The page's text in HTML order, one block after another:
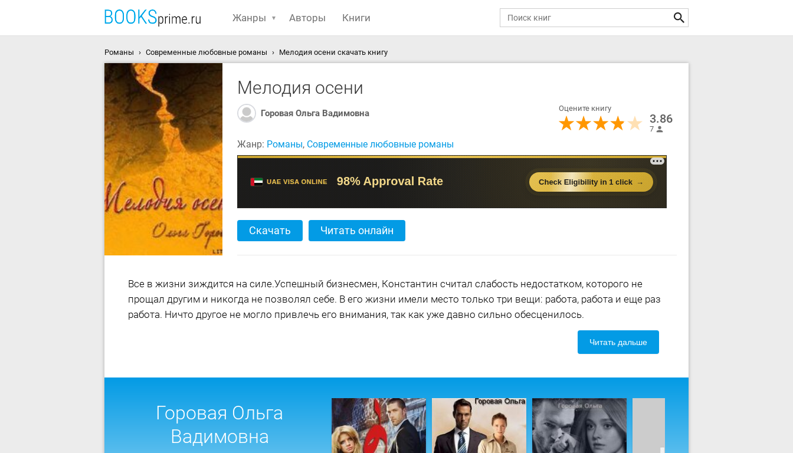
Жанры Авторы Книги
Романы Современные любовные романы Мелодия осени скачать книгу
Мелодия осени
Горовая Ольга Вадимовна Оцените книгу
3.86
7
Жанр: Романы, Современные любовные романы
Скачать Читать онлайн
Все в жизни зиждится на силе.Успешный бизнесмен, Константин считал слабость недостатком, которого не
прощал другим и никогда не позволял себе. В его жизни имели место только три вещи: работа, работа и еще раз
работа. Ничто другое не могло привлечь его внимания, так как уже давно сильно обесценилось.
Читать дальше
Горовая Ольга
Вадимовна